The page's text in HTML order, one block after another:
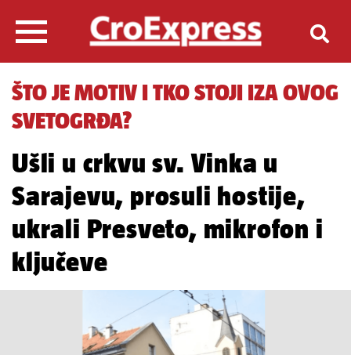
ŠTO JE MOTIV I TKO STOJI IZA OVOG
SVETOGRĐA?
Ušli u crkvu sv. Vinka u
Sarajevu, prosuli hostije,
ukrali Presveto, mikrofon i
ključeve